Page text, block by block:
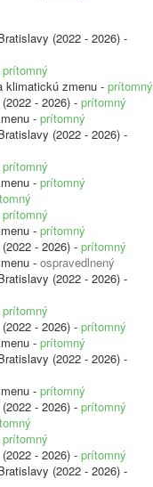
(2022 - 2026) -
prítomný
klimatickú zmenu - prítomný
- 2026) - prítomný
- prítomný
(2022 - 2026) -
prítomný
- prítomný
prítomný
- prítomný
- 2026) - prítomný
- ospravedlnený
(2022 - 2026) -
prítomný
- 2026) - prítomný
- prítomný
(2022 - 2026) -
- prítomný
- 2026) - prítomný
prítomný
- 2026) - prítomný
(2022 - 2026) -